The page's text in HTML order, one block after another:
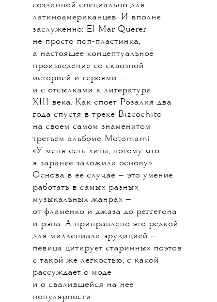
созданной специально для
латиноамериканцев. И вполне
заслуженно: El Mar Querer
не просто поп-пластинка,
а настоящее концептуальное
произведение со сквозной
историей и героями —
и с отсылками к литературе
XIII века. Как споет Розалия два
года спустя в треке Bizcochito
на своем самом знаменитом
третьем альбоме Motomami:
«У меня есть хиты, потому что
я заранее заложила основу».
Основа в ее случае — это умение
работать в самых разных
музыкальных жанрах —
от фламенко и джаза до реггетона
и рэпа. А приправлено это редкой
для миллениала эрудицией —
певица цитирует старинных поэтов
с такой же легкостью, с какой
рассуждает о моде
и о свалившейся на нее
популярности.